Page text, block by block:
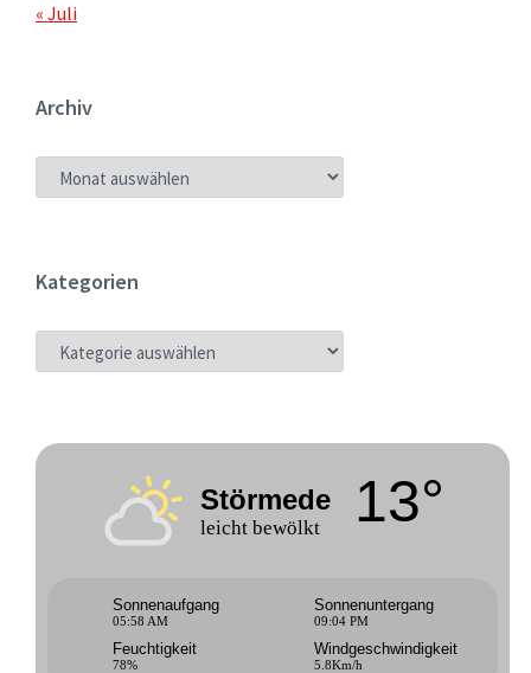
« Juli
Archiv
ARCHIV
Kategorien
KATEGORIEN
Störmede
leicht bewölkt 13°
Sonnenaufgang
05:58 AM
Sonnenuntergang
09:04 PM
Feuchtigkeit
78%
Windgeschwindigkeit
5.8Km/h